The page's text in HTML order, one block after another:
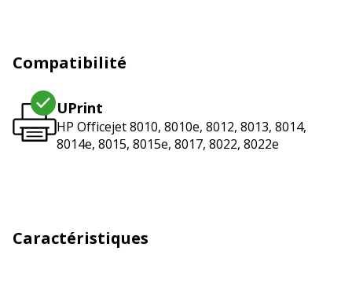
Compatibilité
UPrint
HP Officejet 8010, 8010e, 8012, 8013, 8014,
8014e, 8015, 8015e, 8017, 8022, 8022e
Caractéristiques